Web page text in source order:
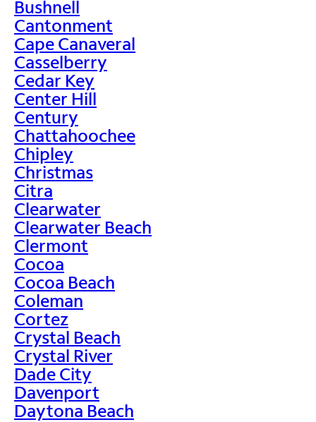
Bushnell
Cantonment
Cape Canaveral
Casselberry
Cedar Key
Center Hill
Century
Chattahoochee
Chipley
Christmas
Citra
Clearwater
Clearwater Beach
Clermont
Cocoa
Cocoa Beach
Coleman
Cortez
Crystal Beach
Crystal River
Dade City
Davenport
Daytona Beach